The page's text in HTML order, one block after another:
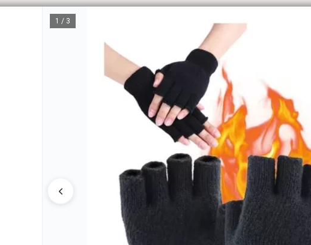
1 / 3
CÓMO COMPRAR